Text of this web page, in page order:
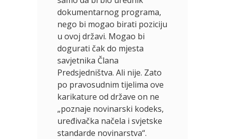
dokumentarnog programa,
nego bi mogao birati poziciju
u ovoj državi. Mogao bi
dogurati čak do mjesta
savjetnika Člana
Predsjedništva. Ali nije. Zato
po pravosudnim tijelima ove
karikature od države on ne
„poznaje novinarski kodeks,
uređivačka načela i svjetske
standarde novinarstva“.